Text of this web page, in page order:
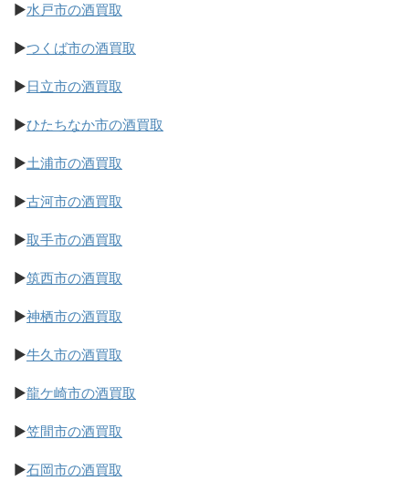
▶水戸市の酒買取
▶つくば市の酒買取
▶日立市の酒買取
▶ひたちなか市の酒買取
▶土浦市の酒買取
▶古河市の酒買取
▶取手市の酒買取
▶筑西市の酒買取
▶神栖市の酒買取
▶牛久市の酒買取
▶龍ケ崎市の酒買取
▶笠間市の酒買取
▶石岡市の酒買取